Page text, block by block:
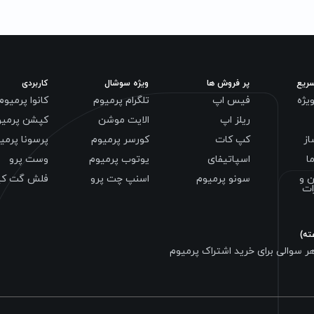
و
پر فروش ها
فیس اپ
ریلز اپ
کپ کات
اسپاتیفای
سونو پرمیوم
ویژه سوشال
تلگرام پرمیوم
الایت موشن
کورسر پرمیوم
یوتوب پرمیوم
اسنپ چت پرو
کاربردی
کانوا
کپشن
پرسونا
وست پرو
فلش گت
به صورت 24 ساعته هر سوالی برای خرید اشتراک پرمیوم